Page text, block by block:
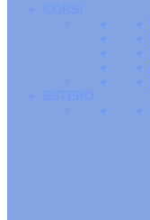
CORSI
ESTERO